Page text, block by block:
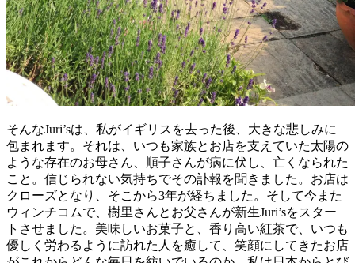
そんなJuri’sは、私がイギリスを去った後、大きな悲しみに
包まれます。それは、いつも家族とお店を支えていた太陽の
ような存在のお母さん、順子さんが病に伏し、亡くなられた
こと。信じられない気持ちでその訃報を聞きました。お店は
クローズとなり、そこから3年が経ちました。そして今また
ウィンチコムで、樹里さんとお父さんが新生Juri’sをスター
トさせました。美味しいお菓子と、香り高い紅茶で、いつも
優しく労わるように訪れた人を癒して、笑顔にしてきたお店